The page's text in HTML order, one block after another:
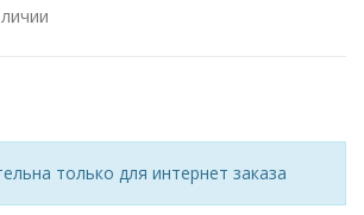
только для интернет заказа